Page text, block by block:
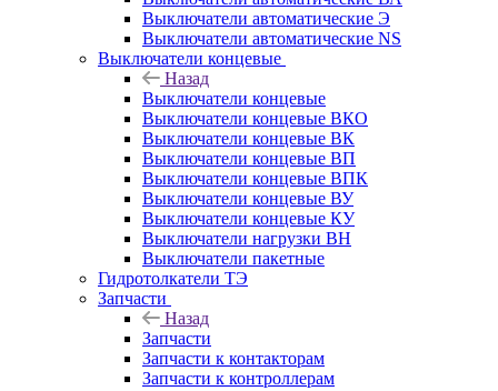
Выключатели автоматические Э
Выключатели автоматические NS
Выключатели концевые
Назад
Выключатели концевые
Выключатели концевые ВКО
Выключатели концевые ВК
Выключатели концевые ВП
Выключатели концевые ВПК
Выключатели концевые ВУ
Выключатели концевые КУ
Выключатели нагрузки ВН
Выключатели пакетные
Гидротолкатели ТЭ
Запчасти
Назад
Запчасти
Запчасти к контакторам
Запчасти к контроллерам